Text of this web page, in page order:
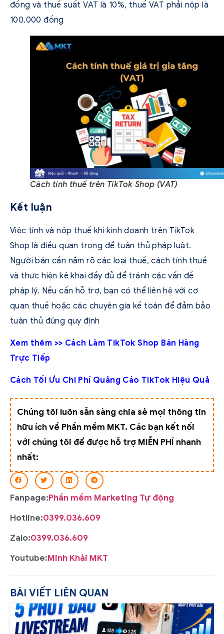
đồng và thuế suất VAT là 10%, thuế VAT phải nộp là
100.000 đồng
Cách tính thuế trên TikTok Shop (VAT)
Kết luận
Việc tính và nộp thuế khi kinh doanh trên TikTok
Shop là điều quan trọng để tuân thủ pháp luật.
Người bán cần nắm rõ các loại thuế, cách tính thuế
và thực hiện kê khai đầy đủ để tránh các vấn đề
pháp lý. Nếu cần hỗ trợ, bạn có thể liên hệ với cơ
quan thuế hoặc các chuyên gia kế toán để đảm bảo
tuân thủ đúng quy định
Xem thêm >> Cách Làm TikTok Shop Bán Hàng
Trực Tiếp
Cách Tối Ưu Chi Phí Quảng Cáo TikTok Hiệu Quả
Chúng tôi luôn sẵn sàng chia sẻ mọi thông tin
hữu ích về Phần mềm MKT. Các bạn kết nối
với chúng tôi để được hỗ trợ MIỄN PHÍ nhanh
nhất:
Fanpage:Phần mềm Marketing Tự động
Hotline:0399.036.609
Zalo:0399.036.609
Youtube:Minh Khải MKT
BÀI VIẾT LIÊN QUAN